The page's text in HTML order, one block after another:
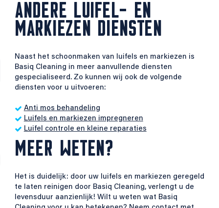
ANDERE LUIFEL- EN
MARKIEZEN DIENSTEN
Naast het schoonmaken van luifels en markiezen is
Basiq Cleaning in meer aanvullende diensten
gespecialiseerd. Zo kunnen wij ook de volgende
diensten voor u uitvoeren:
Anti mos behandeling
Luifels en markiezen impregneren
Luifel controle en kleine reparaties
MEER WETEN?
Het is duidelijk: door uw luifels en markiezen geregeld
te laten reinigen door Basiq Cleaning, verlengt u de
levensduur aanzienlijk! Wilt u weten wat Basiq